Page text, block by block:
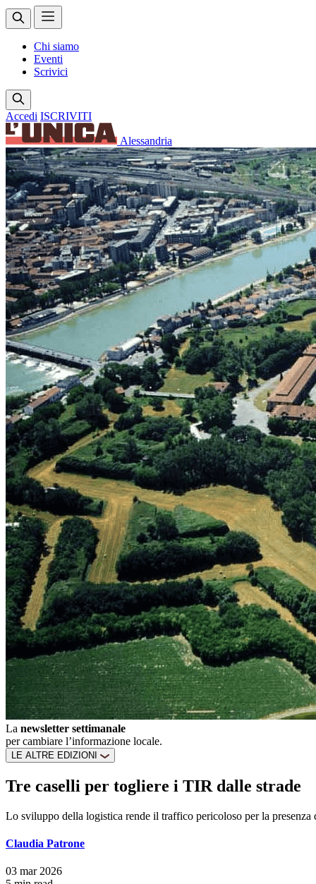
Chi siamo
Eventi
Scrivici
Accedi ISCRIVITI
Alessandria
La newsletter settimanale
per cambiare l’informazione locale.
LE ALTRE EDIZIONI
Tre caselli per togliere i TIR dalle strade
Lo sviluppo della logistica rende il traffico pericoloso per la presenza
Claudia Patrone
03 mar 2026